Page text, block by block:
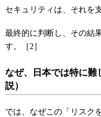
セキュリティは、それを
最終的に判断し、その結
す。［2］
なぜ、日本では特に難
説）
では、なぜこの「リスク